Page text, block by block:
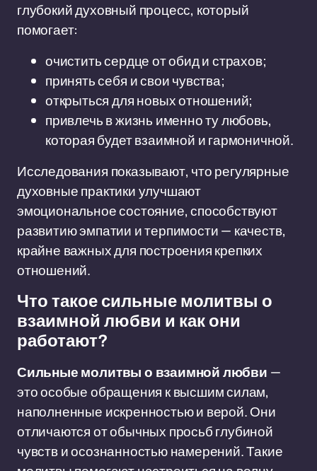
глубокий духовный процесс, который
помогает:
очистить сердце от обид и страхов;
принять себя и свои чувства;
открыться для новых отношений;
привлечь в жизнь именно ту любовь,
которая будет взаимной и гармоничной.
Исследования показывают, что регулярные
духовные практики улучшают
эмоциональное состояние, способствуют
развитию эмпатии и терпимости — качеств,
крайне важных для построения крепких
отношений.
Что такое сильные молитвы о
взаимной любви и как они
работают?
Сильные молитвы о взаимной любви —
это особые обращения к высшим силам,
наполненные искренностью и верой. Они
отличаются от обычных просьб глубиной
чувств и осознанностью намерений. Такие